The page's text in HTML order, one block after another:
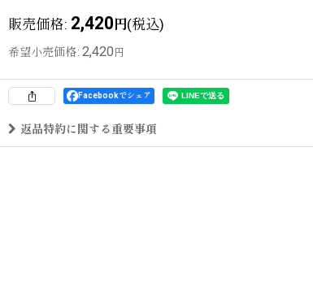
販売価格: 2,420円(税込)
希望小売価格: 2,420 円
Facebookでシェア
返品特約に関する重要事項